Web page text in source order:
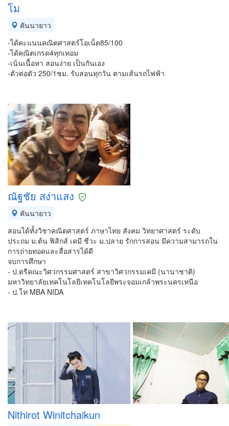
โม
คันนายาว
-ได้คะแนนคณิตศาสตร์โอเน็ต85/100
-ได้คณิตเกรด4ทุกเทอม
-เน้นเนื้อหา สอนง่าย เป็นกันเอง
-ตัวต่อตัว 250/1ชม. รับสอนทุกวัน ตามเส้นรถไฟฟ้า
ณัฐชัย สง่าแสง
คันนายาว
สอนได้ทั้งวิชาคณิตศาสตร์ ภาษาไทย สังคม วิทยาศาสตร์ ระดับ
ประถม ม.ต้น ฟิสิกส์ เคมี ชีวะ ม.ปลาย รักการสอน มีความสามารถใน
การถ่ายทอดและสื่อสารได้ดี
จบการศึกษา
- ป.ตรีคณะวิศวกรรมศาสตร์ สาขาวิศวกรรมเคมี (นานาชาติ)
มหาวิทยาลัยเทคโนโลยีเทคโนโลยีพระจอมเกล้าพระนครเหนือ
- ป.โท MBA NIDA
Nithirot Winitchaikun